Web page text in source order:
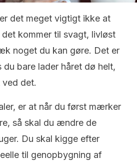
det meget vigtigt ikke at
kommer til svagt, livløst
noget du kan gøre. Det er
du bare lader håret dø helt,
det.
er at når du først mærker
så skal du ændre de
Du skal kigge efter
til genopbygning af